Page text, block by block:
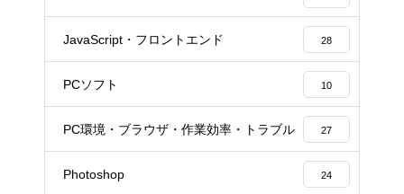
JavaScript・フロントエンド 28
PCソフト 10
PC環境・ブラウザ・作業効率・トラブル 27
Photoshop 24